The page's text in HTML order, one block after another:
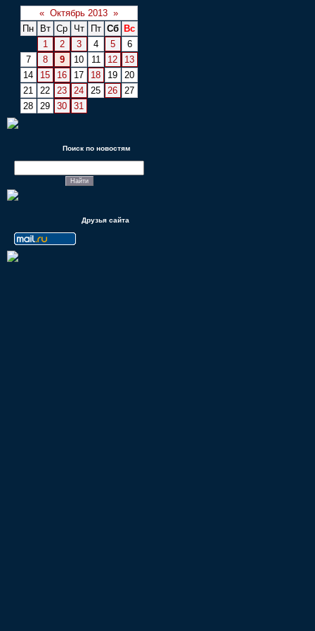
« Октябрь 2013 »
Пн
Вт Ср Чт Пт Сб
Вс
1
2 3 4 5
6
7
8 9 10 11 12
13
14
15 16 17 18 19
20
21
22 23 24 25 26
27
28
29 30 31
Поиск по новостям
Друзья сайта